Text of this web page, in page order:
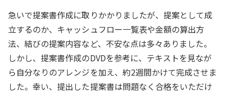
急いで提案書作成に取りかかりましたが、提案として成
立するのか、キャッシュフロー一覧表や金額の算出方
法、結びの提案内容など、不安な点は多々ありました。
しかし、提案書作成のDVDを参考に、テキストを見なが
ら自分なりのアレンジを加え、約2週間かけて完成させま
した。幸い、提出した提案書は問題なく合格をいただけ